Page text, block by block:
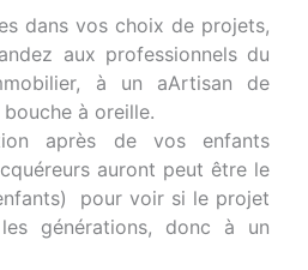
dans vos choix de projets,
aux professionnels du
à un aArtisan de
à oreille.
après de vos enfants
auront peut être le
pour voir si le projet
générations, donc à un